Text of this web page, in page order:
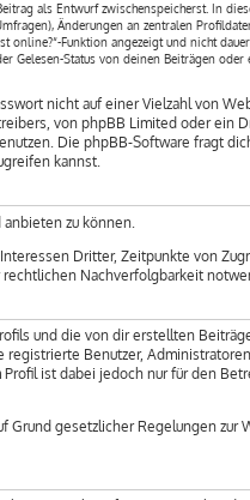
als Entwurf zwischenspeicherst. In
Änderungen an zentralen
Funktion angezeigt und nicht
Gelesen-Status von deinen Beiträgen
nicht auf einer Vielzahl von
von phpBB Limited oder ein
Die phpBB-Software fragt
kannst.
zu können.
Dritter, Zeitpunkte von
Nachverfolgbarkeit
und die von dir erstellten
Benutzer,
ist dabei jedoch nur für den
gesetzlicher Regelungen zur